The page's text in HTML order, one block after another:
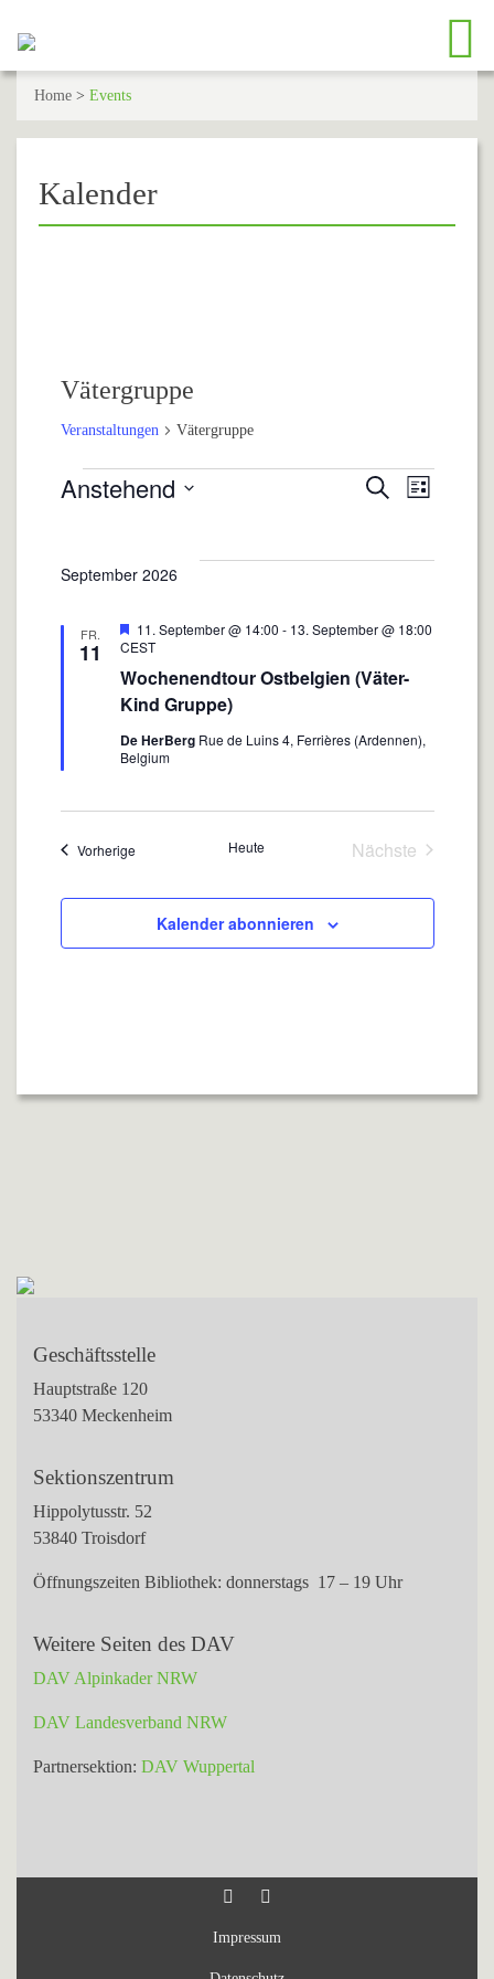
Home > Events
Kalender
Vätergruppe
Veranstaltungen Vätergruppe
Veranstaltungen
Suche
Ansichten,
Suche
Liste
Anstehend
September 2026
FR.
11
Wochenendtour Ostbelgien (Väter-
Kind Gruppe)
Hervorgehoben
11. September @ 14:00 - 13. September @ 18:00
CEST
De HerBerg Rue de Luins 4, Ferrières (Ardennen),
Belgium
VorherigeVeranstaltungenHeute
Nächste
Kalender abonnieren
Geschäftsstelle
Hauptstraße 120
53340 Meckenheim
Sektionszentrum
Hippolytusstr. 52
53840 Troisdorf
Öffnungszeiten Bibliothek: donnerstags 17 – 19 Uhr
Weitere Seiten des DAV
DAV Alpinkader NRW
DAV Landesverband NRW
Partnersektion: DAV Wuppertal
Impressum